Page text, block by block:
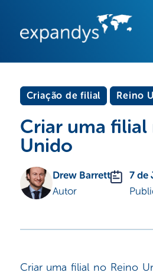
Criação de filial Reino
Criar uma filial
Unido
Drew Barrett
Autor
7 de
Criar uma filial no Reino